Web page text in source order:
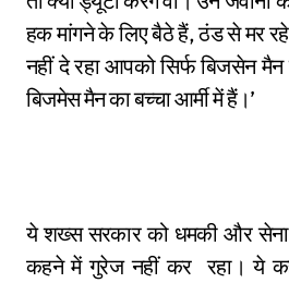
हक मांगने के लिए बैठे हैं, ठंड से मर
नहीं दे रहा आपको सिर्फ बिजसेन
बिजमेस मैन का बच्चा आर्मी में हैं।’
ये शख्स सरकार को धमकी और
कहने में गुरेज नहीं कर रहा। ये